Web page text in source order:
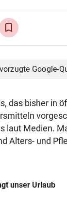
Google-
das bisher in
laut Medien.
Alters- und
unser Urlaub